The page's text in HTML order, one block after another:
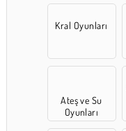
Kral Oyunları
Ateş ve Su
Oyunları